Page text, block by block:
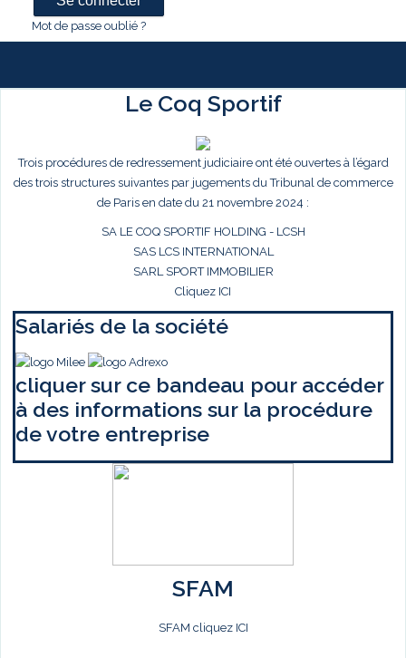
Mot de passe oublié ?
Le Coq Sportif
Trois procédures de redressement judiciaire ont été ouvertes à l’égard
des trois structures suivantes par jugements du Tribunal de commerce
de Paris en date du 21 novembre 2024 :
SA LE COQ SPORTIF HOLDING - LCSH
SAS LCS INTERNATIONAL
SARL SPORT IMMOBILIER
Cliquez ICI
Salariés de la société
cliquer sur ce bandeau pour accéder
à des informations sur la procédure
de votre entreprise
SFAM
SFAM cliquez ICI